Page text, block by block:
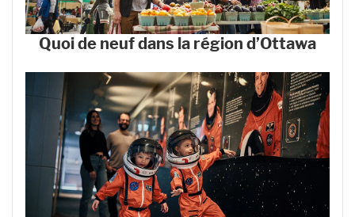
Quoi de neuf dans la région d’Ottawa